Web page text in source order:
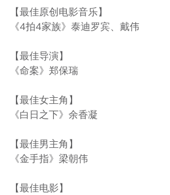
【最佳原创电影音乐】
《4拍4家族》泰迪罗宾、戴伟
【最佳导演】
《命案》郑保瑞
【最佳女主角】
《白日之下》余香凝
【最佳男主角】
《金手指》梁朝伟
【最佳电影】